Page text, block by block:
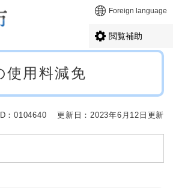
ューを飛ばして本文へ Foreign language
閲覧補助
使用料減免
：0104640 更新日：2023年6月12日更新